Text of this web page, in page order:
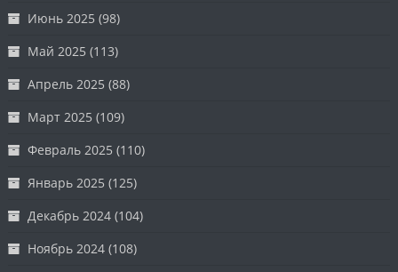
Июнь 2025 (98)
Май 2025 (113)
Апрель 2025 (88)
Март 2025 (109)
Февраль 2025 (110)
Январь 2025 (125)
Декабрь 2024 (104)
Ноябрь 2024 (108)